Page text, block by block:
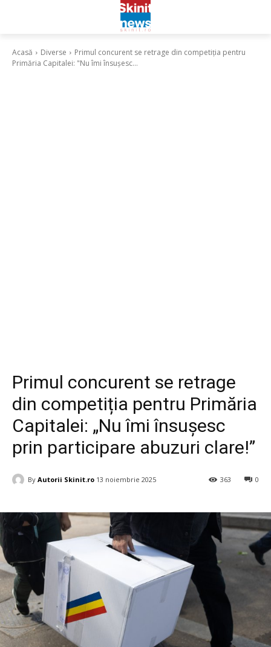
Acasă Diverse
Primul concurent se retrage din competiția pentru
Primăria Capitalei: "Nu îmi însușesc...
Primul concurent se retrage
din competiția pentru Primăria
Capitalei: „Nu îmi însușesc
prin participare abuzuri clare!”
By Autorii Skinit.ro 13 noiembrie 2025 0
363